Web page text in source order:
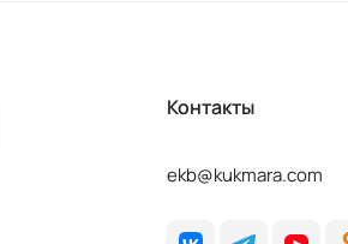
Контакты
ekb@kukmara.com